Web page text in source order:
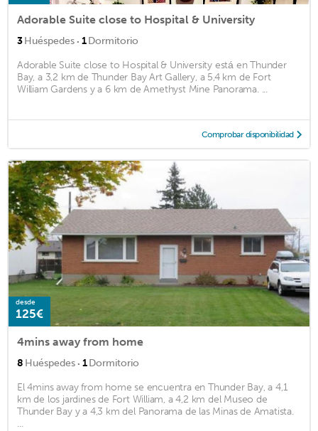
Adorable Suite close to Hospital & University
3Huéspedes · 1Dormitorio
Adorable Suite close to Hospital & University está en Thunder
Bay, a 3,2 km de Thunder Bay Art Gallery, a 5,4 km de Fort
William Gardens y a 6 km de Amethyst Mine Panorama. ...
Comprobar disponibilidad
desde
125€
4mins away from home
8 Huéspedes · 1Dormitorio
El 4mins away from home se encuentra en Thunder Bay, a 4,1
km de los jardines de Fort William, a 4,2 km del Museo de
Thunder Bay y a 4,3 km del Panorama de las Minas de Amatista.
...